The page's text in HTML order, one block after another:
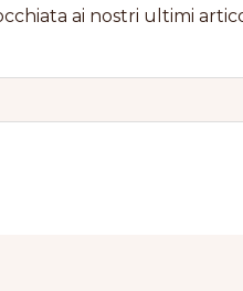
ai nostri ultimi